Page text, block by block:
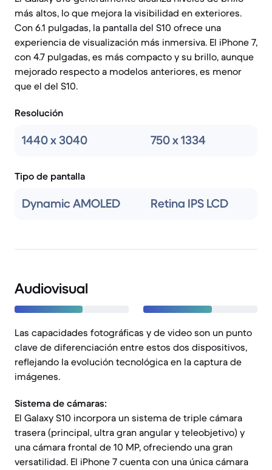
más altos, lo que mejora la visibilidad en exteriores.
Con 6.1 pulgadas, la pantalla del S10 ofrece una
experiencia de visualización más inmersiva. El iPhone 7,
con 4.7 pulgadas, es más compacto y su brillo, aunque
mejorado respecto a modelos anteriores, es menor
que el del S10.
Resolución
1440 x 3040 750 x 1334
Tipo de pantalla
Dynamic AMOLED Retina IPS LCD
Audiovisual
Las capacidades fotográficas y de video son un punto
clave de diferenciación entre estos dos dispositivos,
reflejando la evolución tecnológica en la captura de
imágenes.
Sistema de cámaras:
El Galaxy S10 incorpora un sistema de triple cámara
trasera (principal, ultra gran angular y teleobjetivo) y
una cámara frontal de 10 MP, ofreciendo una gran
versatilidad. El iPhone 7 cuenta con una única cámara